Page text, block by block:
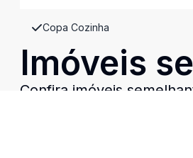
Copa Cozinha
Imóveis
Confira imóveis